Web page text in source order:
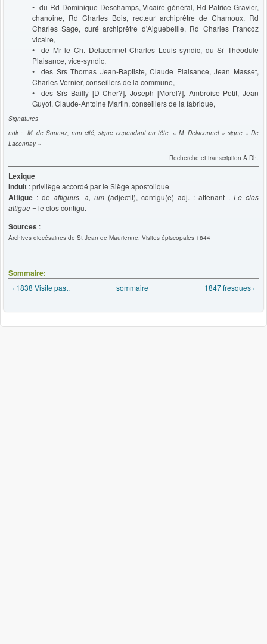
• du Rd Dominique Deschamps, Vicaire général, Rd Patrice Gravier,
chanoine, Rd Charles Bois, recteur archiprêtre de Chamoux, Rd
Charles Sage, curé archiprêtre d'Aiguebellle, Rd Charles Francoz
vicaire,
• de Mr le Ch. Delaconnet Charles Louis syndic, du Sr Théodule
Plaisance, vice-syndic,
• des Srs Thomas Jean-Baptiste, Claude Plaisance, Jean Masset,
Charles Vernier, conseillers de la commune,
• des Srs Bailly [D Cher?], Joseph [Morel?], Ambroise Petit, Jean
Guyot, Claude-Antoine Martin, conseillers de la fabrique,
Signatures
ndlr : M. de Sonnaz, non cité, signe cependant en tête. « M. Delaconnet » signe « De
Laconnay »
Recherche et transcription A.Dh.
Lexique
Induit : privilège accordé par le Siège apostolique
Attigue : de attiguus, a, um (adjectif), contigu(e) adj. : attenant . Le clos
attigue= le clos contigu.
Sources :
Archives diocésaines de St Jean de Maurienne, Visites épiscopales 1844
Sommaire:
‹ 1838 Visite past. sommaire 1847 fresques ›